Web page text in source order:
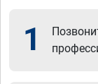
1